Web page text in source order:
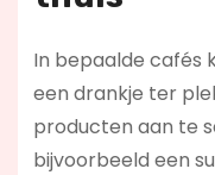
In bepaalde cafés
een drankje ter
producten aan te
bijvoorbeeld een